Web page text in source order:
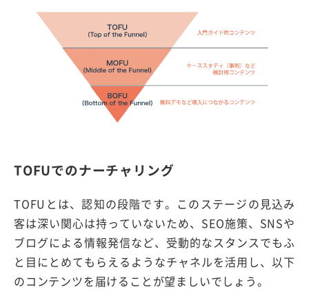
TOFUでのナーチャリング
TOFUとは、認知の段階です。このステージの見込み
客は深い関心は持っていないため、SEO施策、SNSや
ブログによる情報発信など、受動的なスタンスでもふ
と目にとめてもらえるようなチャネルを活用し、以下
のコンテンツを届けることが望ましいでしょう。